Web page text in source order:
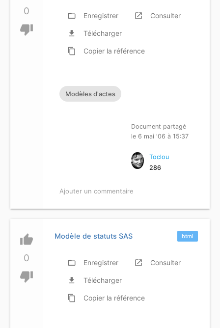
0
thumb_down
folder_open Enregistrer launch Consulter
file_download Télécharger
content_copy Copier la référence
Modèles d'actes
Document partagé
le 6 mai '06 à 15:37
Toclou
286
Ajouter un commentaire
thumb_up
0
thumb_down
html
Modèle de statuts SAS
folder_open Enregistrer launch Consulter
file_download Télécharger
content_copy Copier la référence